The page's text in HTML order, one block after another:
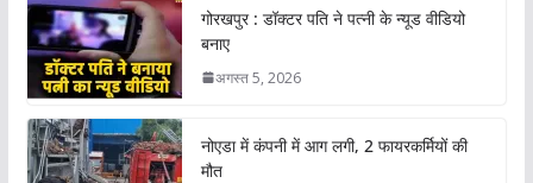
गोरखपुर : डॉक्टर पति ने पत्नी के न्यूड वीडियो
बनाए
अगस्त 5, 2026
नोएडा में कंपनी में आग लगी, 2 फायरकर्मियों की
मौत